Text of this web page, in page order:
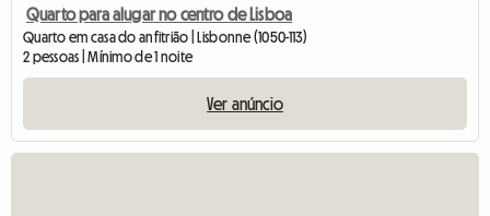
Quarto para alugar no centro de Lisboa
Quarto em casa do anfitrião | Lisbonne (1050-113)
2 pessoas | Mínimo de 1 noite
Ver anúncio